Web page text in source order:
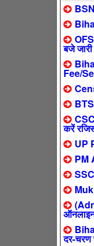
बजे जारी
Fee/
करें
UP
PM
दर-चरण